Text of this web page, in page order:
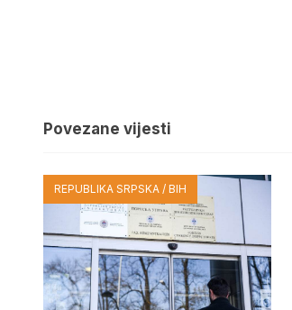
Povezane vijesti
REPUBLIKA SRPSKA / BIH